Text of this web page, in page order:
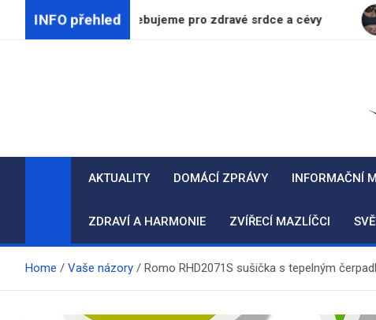
INFO přehled
potřebujeme pro zdravé srdce a cévy Vliv
AKTUALITY DOMÁCÍ ZPRÁVY INFORMAČNÍ
ZDRAVÍ A HARMONIE ZVÍŘECÍ MAZLÍČCI
Home Vaše názory Romo RHD2071S sušička s tepelným